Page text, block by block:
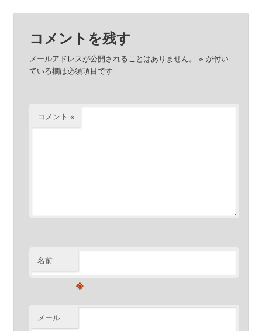
コメントを残す
メールアドレスが公開されることはありません。 ※ が付い
ている欄は必須項目です
コメント ※
名前
※
メール